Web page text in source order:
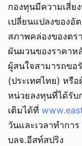
กองทุนมีความเสี่ย
เปลี่ยนแปลงของอั
สภาพคล่องของตร
ผันผวนของราคาห
ผู้สนใจสามารถขอ
(ประเทศไทย) หรื
หน่วยลงทุนที่ได้รับ
เติมได้ที่
วันและเวลาทำกา
บลจ.อีสท์สปริง